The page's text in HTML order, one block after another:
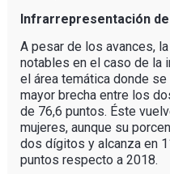
Infrarrepresentación
A pesar de los avances,
notables en el caso de la
el área temática donde
mayor brecha entre los
de 76,6 puntos. Éste
mujeres, aunque su
dos dígitos y alcanza en
puntos respecto a 2018.